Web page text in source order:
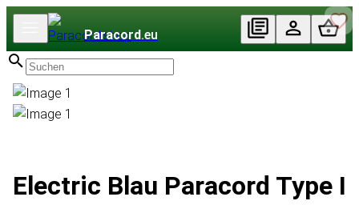
Paracord.eu
Electric Blau Paracord Type I